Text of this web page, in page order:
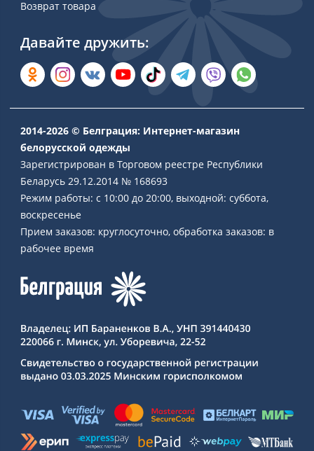
Возврат товара
Давайте дружить:
2014-2026 © Белграция: Интернет-магазин
белорусской одежды
Зарегистрирован в Торговом реестре Республики
Беларусь 29.12.2014 № 168693
Режим работы: с 10:00 до 20:00, выходной: суббота,
воскресенье
Прием заказов: круглосуточно, обработка заказов: в
рабочее время